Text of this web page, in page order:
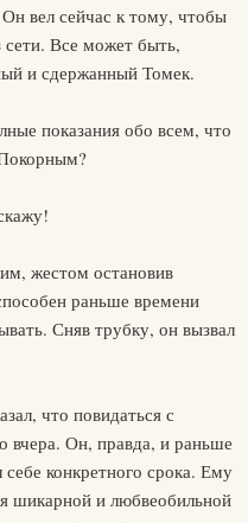
вел сейчас к тому, чтобы
Все может быть,
и сдержанный Томек.
показания обо всем, что
жестом остановив
раньше времени
Сняв трубку, он вызвал
что повидаться с
Он, правда, и раньше
конкретного срока. Ему
шикарной и любвеобильной